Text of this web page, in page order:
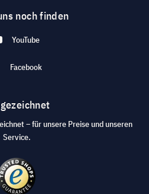
noch finden
YouTube
Facebook
– für unsere Preise und unseren
Service.